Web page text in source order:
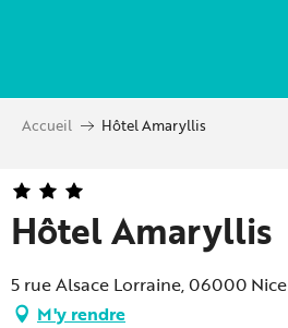
principal
Accueil Hôtel Amaryllis
Hôtel Amaryllis
5 rue Alsace Lorraine, 06000 Nice
M'y rendre